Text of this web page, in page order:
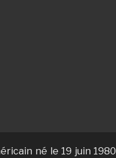
né le 19 juin 1980